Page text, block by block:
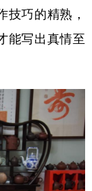
技巧的精熟，
能写出真情至